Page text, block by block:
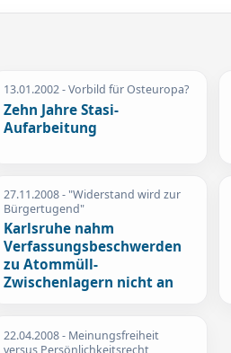
13.01.2002- Vorbild für Osteuropa?
Zehn Jahre Stasi-
Aufarbeitung
27.11.2008- "Widerstand wird zur
Bürgertugend"
Karlsruhe nahm
Verfassungsbeschwerden
zu Atommüll-
Zwischenlagern nicht an
22.04.2008- Meinungsfreiheit
versus Persönlichkeitsrecht